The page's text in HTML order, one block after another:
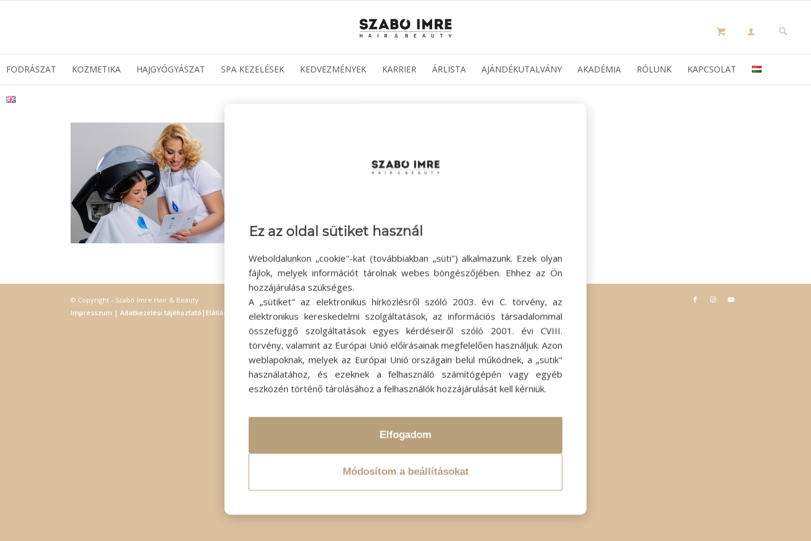
FODRÁSZAT KOZMETIKA HAJGYÓGYÁSZAT SPA KEZELÉSEK KEDVEZMÉNYEK KARRIER ÁRLISTA AJÁNDÉKUTALVÁNY AKADÉMIA RÓLUNK KAPCSOLAT
© Copyright - Szabó Imre Hair & Beauty
Impresszum | Adatkezelési tájékoztató | Elállás
Ez az oldal sütiket használ
Weboldalunkon „cookie"-kat (továbbiakban „süti") alkalmazunk. Ezek olyan
fájlok, melyek információt tárolnak webes böngészőjében. Ehhez az Ön
hozzájárulása szükséges.
A „sütiket" az elektronikus hírközlésről szóló 2003. évi C. törvény, az
elektronikus kereskedelmi szolgáltatások, az információs társadalommal
összefüggő szolgáltatások egyes kérdéseiről szóló 2001. évi CVIII.
törvény, valamint az Európai Unió előírásainak megfelelően használjuk. Azon
weblapoknak, melyek az Európai Unió országain belül működnek, a „sütik"
használatához, és ezeknek a felhasználó számítógépén vagy egyéb
eszközén történő tárolásához a felhasználók hozzájárulását kell kérniük.
Elfogadom
Módosítom a beállításokat